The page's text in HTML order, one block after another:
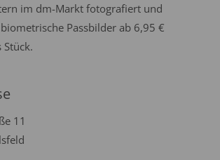
im dm-Markt fotografiert und
Passbilder ab 6,95 €
Stück.
11